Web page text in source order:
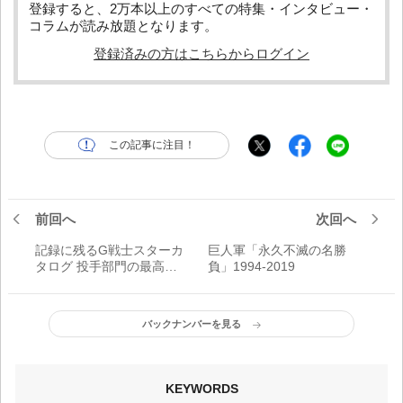
登録すると、2万本以上のすべての特集・インタビュー・
コラムが読み放題となります。
登録済みの方はこちらからログイン
この記事に注目！
前回へ
記録に残るG戦士スターカ
タログ 投手部門の最高成
次回へ
巨人軍「永久不滅の名勝
負」1994-2019
バックナンバーを見る
KEYWORDS